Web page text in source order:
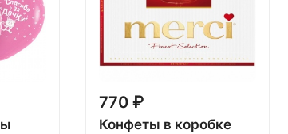
770 ₽
Конфеты в коробке